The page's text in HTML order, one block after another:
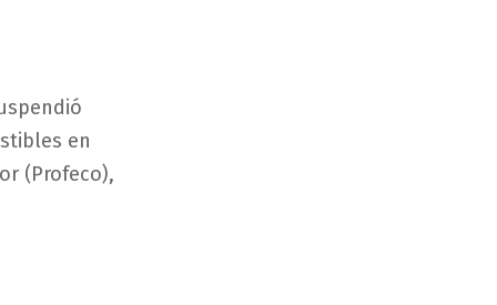
en
(Profeco),